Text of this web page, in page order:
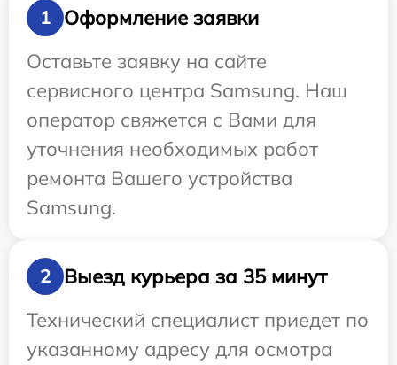
1
Оформление заявки
Оставьте заявку на сайте
сервисного центра Samsung. Наш
оператор свяжется с Вами для
уточнения необходимых работ
ремонта Вашего устройства
Samsung.
2
Выезд курьера за 35 минут
Технический специалист приедет по
указанному адресу для осмотра